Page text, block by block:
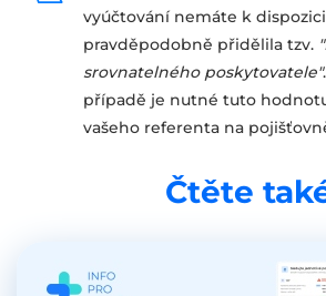
vyúčtování nemáte k
pravděpodobně přidělila tzv.
srovnatelného poskytovatele"
případě je nutné tuto
vašeho referenta na
Čtěte